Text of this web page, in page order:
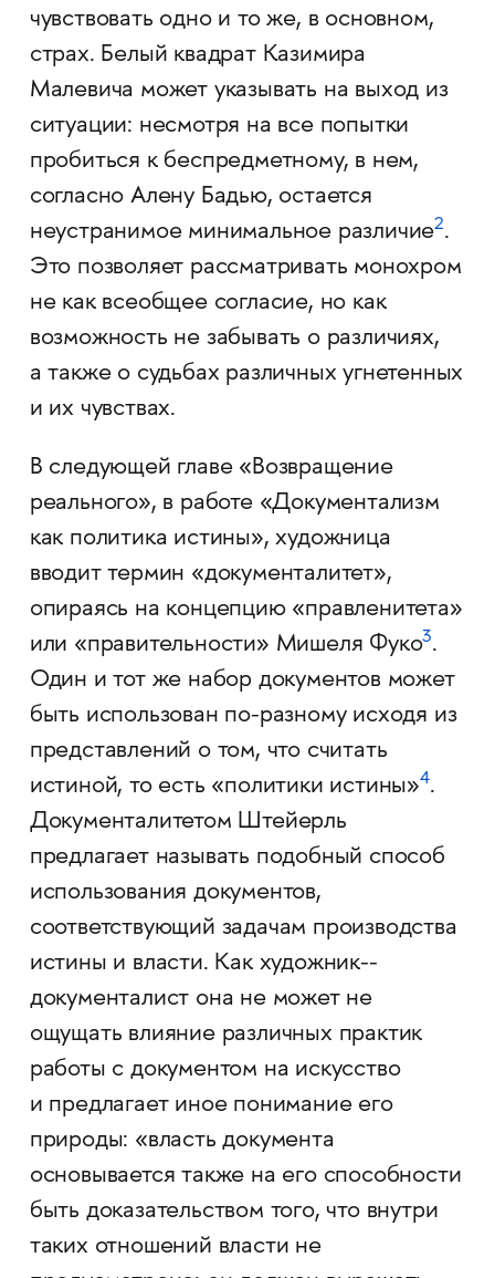
чувствовать одно и то же, в основном,
страх. Белый квадрат Казимира
Малевича может указывать на выход из
ситуации: несмотря на все попытки
пробиться к беспредметному, в нем,
согласно Алену Бадью, остается
неустранимое минимальное различие2.
Это позволяет рассматривать монохром
не как всеобщее согласие, но как
возможность не забывать о различиях,
а также о судьбах различных угнетенных
и их чувствах.
В следующей главе «Возвращение
реального», в работе «Документализм
как политика истины», художница
вводит термин «документалитет»,
опираясь на концепцию «правленитета»
или «правительности» Мишеля Фуко3.
Один и тот же набор документов может
быть использован по-разному исходя из
представлений о том, что считать
истиной, то есть «политики истины»4.
Документалитетом Штейерль
предлагает называть подобный способ
использования документов,
соответствующий задачам производства
истины и власти. Как художник-­
документалист она не может не
ощущать влияние различных практик
работы с документом на искусство
и предлагает иное понимание его
природы: «власть документа
основывается также на его способности
быть доказательством того, что внутри
таких отношений власти не